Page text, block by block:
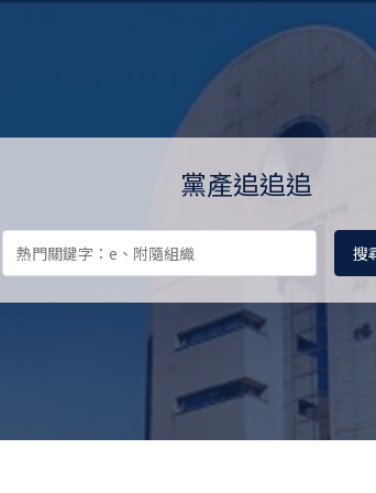
料庫 Ill-gotten Party
黨產追追追